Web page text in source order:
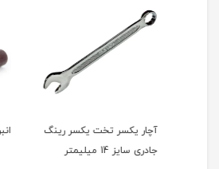
آچار یکسر تخت یکسر رینگ
جادری سایز 14 میلیمتر
انبر